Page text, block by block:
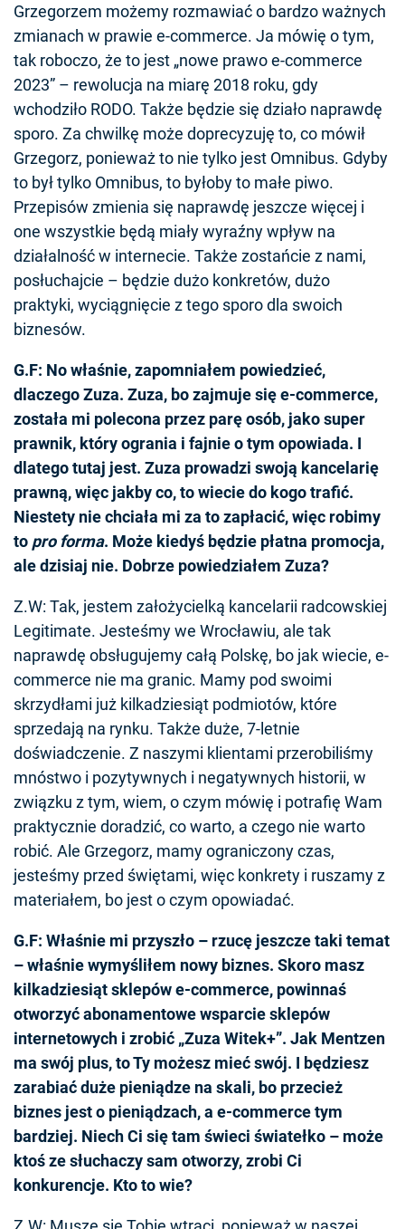
Grzegorzem możemy rozmawiać o bardzo ważnych
zmianach w prawie e-commerce. Ja mówię o tym,
tak roboczo, że to jest „nowe prawo e-commerce
2023” – rewolucja na miarę 2018 roku, gdy
wchodziło RODO. Także będzie się działo naprawdę
sporo. Za chwilkę może doprecyzuję to, co mówił
Grzegorz, ponieważ to nie tylko jest Omnibus. Gdyby
to był tylko Omnibus, to byłoby to małe piwo.
Przepisów zmienia się naprawdę jeszcze więcej i
one wszystkie będą miały wyraźny wpływ na
działalność w internecie. Także zostańcie z nami,
posłuchajcie – będzie dużo konkretów, dużo
praktyki, wyciągnięcie z tego sporo dla swoich
biznesów.
G.F: No właśnie, zapomniałem powiedzieć,
dlaczego Zuza. Zuza, bo zajmuje się e-commerce,
została mi polecona przez parę osób, jako super
prawnik, który ogrania i fajnie o tym opowiada. I
dlatego tutaj jest. Zuza prowadzi swoją kancelarię
prawną, więc jakby co, to wiecie do kogo trafić.
Niestety nie chciała mi za to zapłacić, więc robimy
to pro forma. Może kiedyś będzie płatna promocja,
ale dzisiaj nie. Dobrze powiedziałem Zuza?
Z.W: Tak, jestem założycielką kancelarii radcowskiej
Legitimate. Jesteśmy we Wrocławiu, ale tak
naprawdę obsługujemy całą Polskę, bo jak wiecie, e-
commerce nie ma granic. Mamy pod swoimi
skrzydłami już kilkadziesiąt podmiotów, które
sprzedają na rynku. Także duże, 7-letnie
doświadczenie. Z naszymi klientami przerobiliśmy
mnóstwo i pozytywnych i negatywnych historii, w
związku z tym, wiem, o czym mówię i potrafię Wam
praktycznie doradzić, co warto, a czego nie warto
robić. Ale Grzegorz, mamy ograniczony czas,
jesteśmy przed świętami, więc konkrety i ruszamy z
materiałem, bo jest o czym opowiadać.
G.F: Właśnie mi przyszło – rzucę jeszcze taki temat
– właśnie wymyśliłem nowy biznes. Skoro masz
kilkadziesiąt sklepów e-commerce, powinnaś
otworzyć abonamentowe wsparcie sklepów
internetowych i zrobić „Zuza Witek+”. Jak Mentzen
ma swój plus, to Ty możesz mieć swój. I będziesz
zarabiać duże pieniądze na skali, bo przecież
biznes jest o pieniądzach, a e-commerce tym
bardziej. Niech Ci się tam świeci światełko – może
ktoś ze słuchaczy sam otworzy, zrobi Ci
konkurencje. Kto to wie?